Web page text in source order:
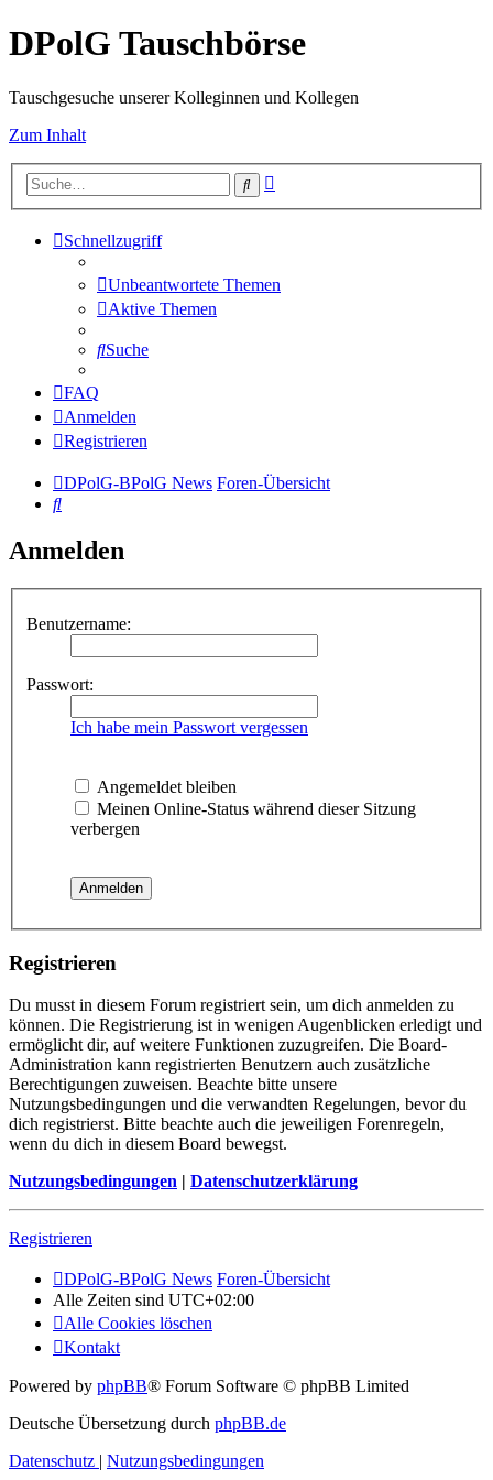
DPolG Tauschbörse
Tauschgesuche unserer Kolleginnen und Kollegen
Zum Inhalt
Suche
Schnellzugriff
Unbeantwortete Themen
Aktive Themen
Suche
FAQ
Anmelden
Registrieren
DPolG-BPolG News Foren-Übersicht
Suche
Anmelden
Benutzername:
Passwort:
Ich habe mein Passwort vergessen
Angemeldet bleiben
Meinen Online-Status während dieser Sitzung
verbergen
Registrieren
Du musst in diesem Forum registriert sein, um dich anmelden zu
können. Die Registrierung ist in wenigen Augenblicken erledigt und
ermöglicht dir, auf weitere Funktionen zuzugreifen. Die Board-
Administration kann registrierten Benutzern auch zusätzliche
Berechtigungen zuweisen. Beachte bitte unsere
Nutzungsbedingungen und die verwandten Regelungen, bevor du
dich registrierst. Bitte beachte auch die jeweiligen Forenregeln,
wenn du dich in diesem Board bewegst.
Nutzungsbedingungen | Datenschutzerklärung
Registrieren
DPolG-BPolG News Foren-Übersicht
Alle Zeiten sind UTC+02:00
Alle Cookies löschen
Kontakt
Powered by phpBB® Forum Software © phpBB Limited
Deutsche Übersetzung durch phpBB.de
Datenschutz | Nutzungsbedingungen